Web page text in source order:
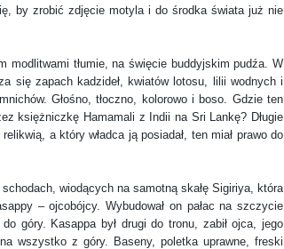
by zrobić zdjęcie motyla i do środka świata już nie
tłumie, na święcie buddyjskim pudźa. W
się zapach kadzideł, kwiatów lotosu, lilii wodnych i
Głośno, tłoczno, kolorowo i boso. Gdzie ten
księżniczkę Hamamali z Indii na Sri Lankę? Długie
a który władca ją posiadał, ten miał prawo do
wiodących na samotną skałę Sigiriya, która
– ojcobójcy. Wybudował on pałac na szczycie
góry. Kasappa był drugi do tronu, zabił ojca, jego
wszystko z góry. Baseny, poletka uprawne, freski